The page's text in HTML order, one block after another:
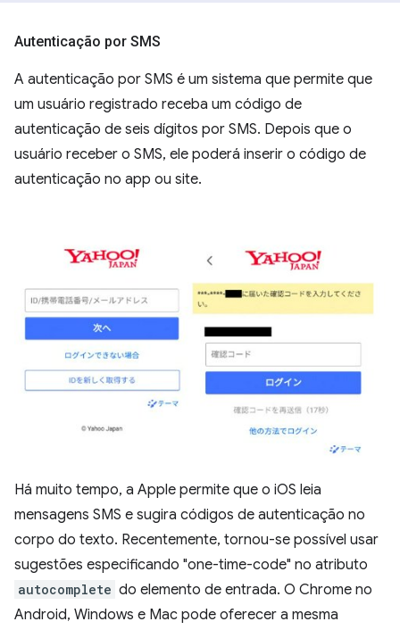
Autenticação por SMS
A autenticação por SMS é um sistema que permite que
um usuário registrado receba um código de
autenticação de seis dígitos por SMS. Depois que o
usuário receber o SMS, ele poderá inserir o código de
autenticação no app ou site.
Há muito tempo, a Apple permite que o iOS leia
mensagens SMS e sugira códigos de autenticação no
corpo do texto. Recentemente, tornou-se possível usar
sugestões especificando "one-time-code" no atributo
autocomplete do elemento de entrada. O Chrome no
Android, Windows e Mac pode oferecer a mesma